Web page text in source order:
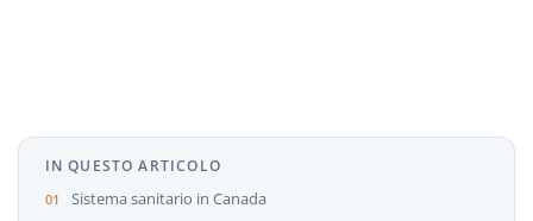
IN QUESTO ARTICOLO
Sistema sanitario in Canada